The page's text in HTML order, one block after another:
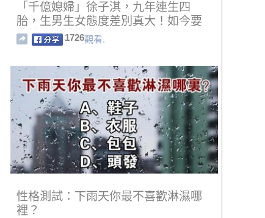
「千億媳婦」徐子淇，九年連生四
胎，生男生女態度差別真大！如今要
懷第五胎獲上億紅包！
1726觀看.
性格測試：下雨天你最不喜歡淋濕哪
裡？